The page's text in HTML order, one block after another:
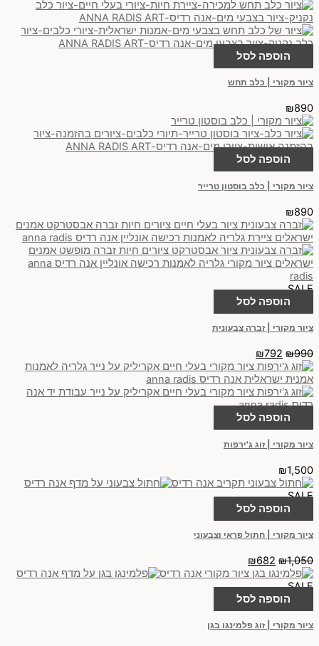
הוספה לסל
ציור מקורי | כלב תחש
₪890
הוספה לסל
ציור מקורי | כלב בוסטון טרייר
₪890
SALE
הוספה לסל
ציור מקורי | זברה צבעונית
₪990
₪792
הוספה לסל
ציור מקורי | זוג ג'ירפות
₪1,500
SALE
הוספה לסל
ציור מקורי | חתול פראי וצבעוני
₪1,050
₪682
SALE
הוספה לסל
ציור מקורי | זוג פלמינגו בגן